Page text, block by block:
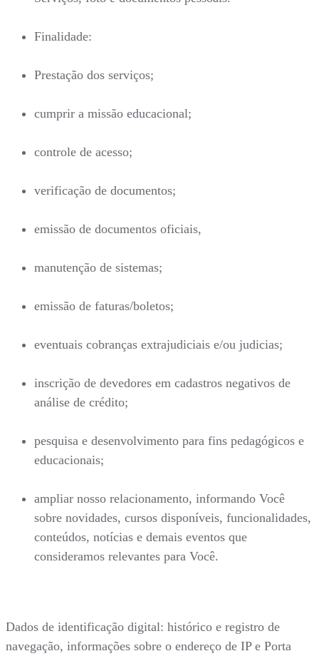
Finalidade:
Prestação dos serviços;
cumprir a missão educacional;
controle de acesso;
verificação de documentos;
emissão de documentos oficiais,
manutenção de sistemas;
emissão de faturas/boletos;
eventuais cobranças extrajudiciais e/ou judicias;
inscrição de devedores em cadastros negativos de
análise de crédito;
pesquisa e desenvolvimento para fins pedagógicos e
educacionais;
ampliar nosso relacionamento, informando Você
sobre novidades, cursos disponíveis, funcionalidades,
conteúdos, notícias e demais eventos que
consideramos relevantes para Você.
Dados de identificação digital: histórico e registro de
navegação, informações sobre o endereço de IP e Porta